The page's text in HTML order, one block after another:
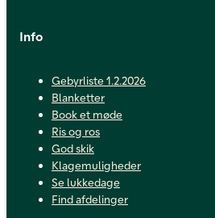
Info
Gebyrliste 1.2.2026
Blanketter
Book et møde
Ris og ros
God skik
Klagemuligheder
Se lukkedage
Find afdelinger